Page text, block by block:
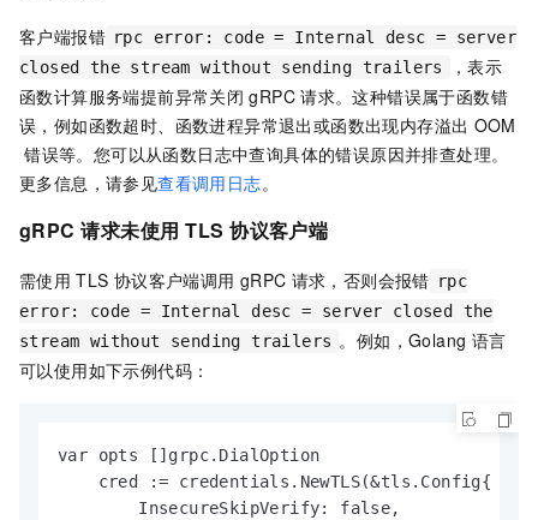
客户端报错 rpc error: code = Internal desc = server
closed the stream without sending trailers
，表示
函数计算服务端提前异常关闭 gRPC 请求。这种错误属于函数错
误，例如函数超时、函数进程异常退出或函数出现内存溢出 OOM
错误等。您可以从函数日志中查询具体的错误原因并排查处理。
更多信息，请参见查看调用日志。
gRPC 请求未使用 TLS 协议客户端
需使用 TLS 协议客户端调用 gRPC 请求，否则会报错 rpc
error: code = Internal desc = server closed the
stream without sending trailers 。例如，Golang 语言
可以使用如下示例代码：
var opts []grpc.DialOption
    cred := credentials.NewTLS(&tls.Config{
        InsecureSkipVerify: false,